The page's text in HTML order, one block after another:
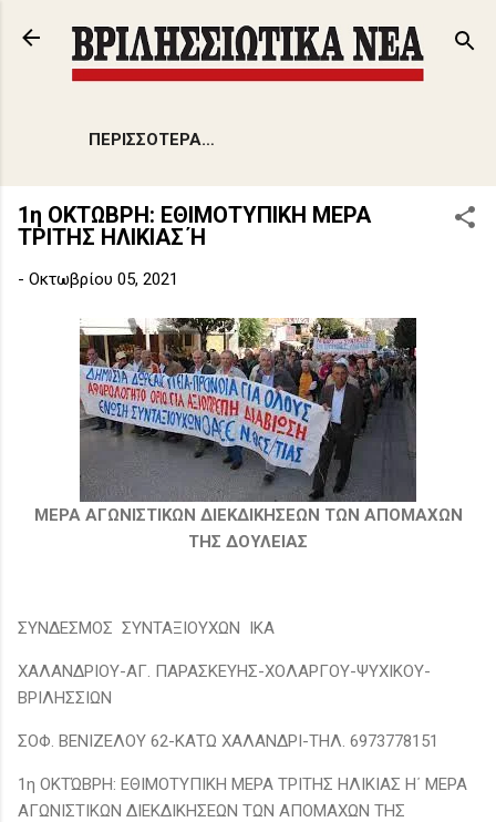
Μετάβαση στο κύριο περιεχόμενο
ΠΕΡΙΣΣΌΤΕΡΑ…
1η ΟΚΤΩΒΡΗ: ΕΘΙΜΟΤΥΠΙΚΗ ΜΕΡΑ
ΤΡΙΤΗΣ ΗΛΙΚΙΑΣ Ή
- Οκτωβρίου 05, 2021
ΜΕΡΑ ΑΓΩΝΙΣΤΙΚΩΝ ΔΙΕΚΔΙΚΗΣΕΩΝ ΤΩΝ ΑΠΟΜΑΧΩΝ
ΤΗΣ ΔΟΥΛΕΙΑΣ
ΣΥΝΔΕΣΜΟΣ ΣΥΝΤΑΞΙΟΥΧΩΝ ΙΚΑ
ΧΑΛΑΝΔΡΙΟΥ-ΑΓ. ΠΑΡΑΣΚΕΥΗΣ-ΧΟΛΑΡΓΟΥ-ΨΥΧΙΚΟΥ-
ΒΡΙΛΗΣΣΙΩΝ
ΣΟΦ. ΒΕΝΙΖΕΛΟΥ 62-ΚΑΤΩ ΧΑΛΑΝΔΡΙ-ΤΗΛ. 6973778151
1η ΟΚΤΏΒΡΗ: ΕΘΙΜΟΤΥΠΙΚΗ ΜΕΡΑ ΤΡΙΤΗΣ ΗΛΙΚΙΑΣ Η΄ ΜΕΡΑ
ΑΓΩΝΙΣΤΙΚΩΝ ΔΙΕΚΔΙΚΗΣΕΩΝ ΤΩΝ ΑΠΟΜΑΧΩΝ ΤΗΣ